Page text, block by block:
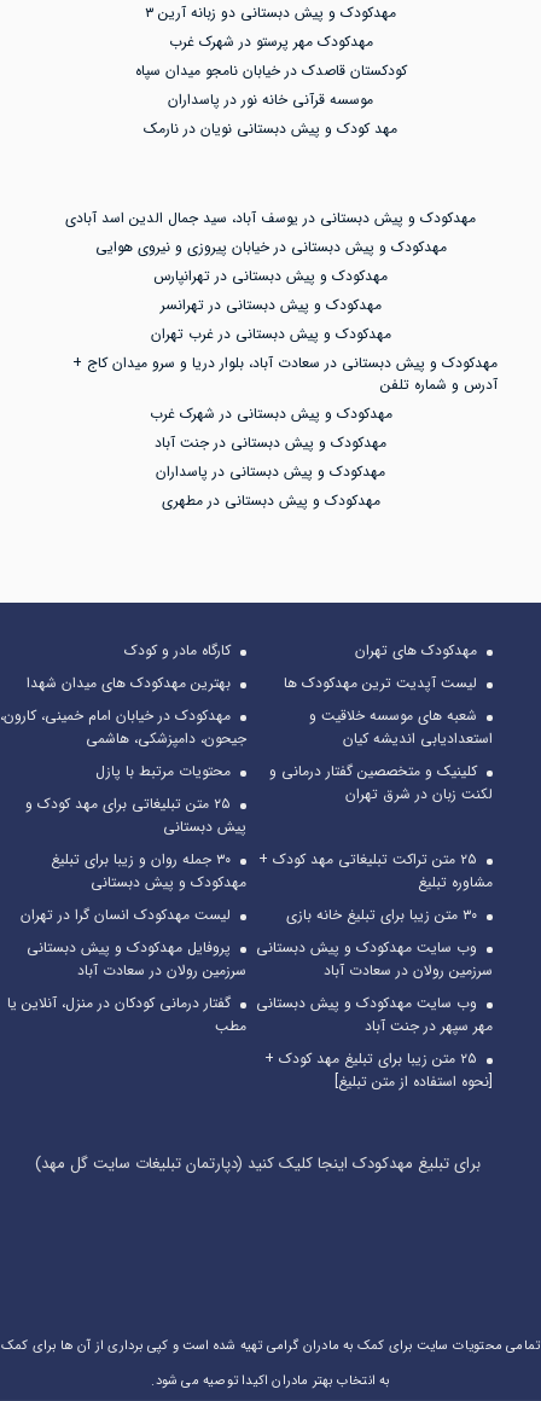
مهدکودک و پیش دبستانی دو زبانه آرین ۳
مهدکودک مهر پرستو در شهرک غرب
کودکستان قاصدک در خیابان نامجو میدان سپاه
موسسه قرآنی خانه نور در پاسداران
مهد کودک و پیش دبستانی نویان در نارمک
مهدکودک و پیش دبستانی در یوسف آباد، سید جمال الدین اسد آبادی
مهدکودک و پیش دبستانی در خیابان پیروزی و نیروی هوایی
مهدکودک و پیش دبستانی در تهرانپارس
مهدکودک و پیش دبستانی در تهرانسر
مهدکودک و پیش دبستانی در غرب تهران
مهدکودک و پیش دبستانی در سعادت آباد، بلوار دریا و سرو میدان کاج +
آدرس و شماره تلفن
مهدکودک و پیش دبستانی در شهرک غرب
مهدکودک و پیش دبستانی در جنت آباد
مهدکودک و پیش دبستانی در پاسداران
مهدکودک و پیش دبستانی در مطهری
مهدکودک های تهران
کارگاه مادر و کودک
لیست آپدیت ترین مهدکودک ها
بهترین مهدکودک های میدان شهدا
شعبه های موسسه خلاقیت و
استعدادیابی اندیشه کیان
مهدکودک در خیابان امام خمینی، کارون،
جیحون، دامپزشکی، هاشمی
کلینیک و متخصصین گفتار درمانی و
لکنت زبان در شرق تهران
محتویات مرتبط با پازل
۲۵ متن تبلیغاتی برای مهد کودک و
پیش دبستانی
۲۵ متن تراکت تبلیغاتی مهد کودک +
مشاوره تبلیغ
۳۰ جمله روان و زیبا برای تبلیغ
مهدکودک و پیش دبستانی
۳۰ متن زیبا برای تبلیغ خانه بازی
لیست مهدکودک انسان گرا در تهران
وب سایت مهدکودک و پیش دبستانی
سرزمین رولان در سعادت آباد
پروفایل مهدکودک و پیش دبستانی
سرزمین رولان در سعادت آباد
وب سایت مهدکودک و پیش دبستانی
مهر سپهر در جنت آباد
گفتار درمانی کودکان در منزل، آنلاین یا
مطب
۲۵ متن زیبا برای تبلیغ مهد کودک +
[نحوه استفاده از متن تبلیغ]
برای تبلیغ مهدکودک اینجا کلیک کنید (دپارتمان تبلیغات سایت گل مهد)
تمامی محتویات سایت برای کمک به مادران گرامی تهیه شده است و کپی برداری از آن ها برای کمک
به انتخاب بهتر مادران اکیدا توصیه می شود.